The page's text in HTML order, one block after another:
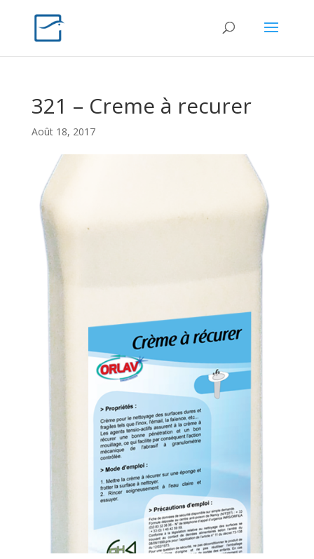
321 – Creme à recurer
Août 18, 2017